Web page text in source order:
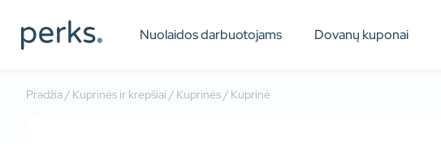
Nuolaidos darbuotojams Dovanų kuponai
Pradžia/ Kuprinės ir krepšiai / Kuprinės/ Kuprinė